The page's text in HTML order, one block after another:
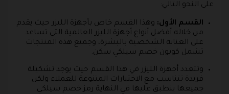
على النحو التالي:
القسم الأول: وهذا القسم خاص بأجهزة الليزر حيث يقدم
من خلاله أفضل أنواع أجهزة الليزر العالمية التي تساعد
على العناية الشخصية بالبشرة، وجميع هذه المنتجات
تشمل كوبون خصم سيلكي سكن.
وتتعدد أجهزة الليزر في هذا القسم حيث يوجد تشكيلة
فريدة تتناسب مع الاختيارات المتنوعة للعملاء ولكن
جميعها ينطبق عليها في النهاية رمز خصم سيلكي